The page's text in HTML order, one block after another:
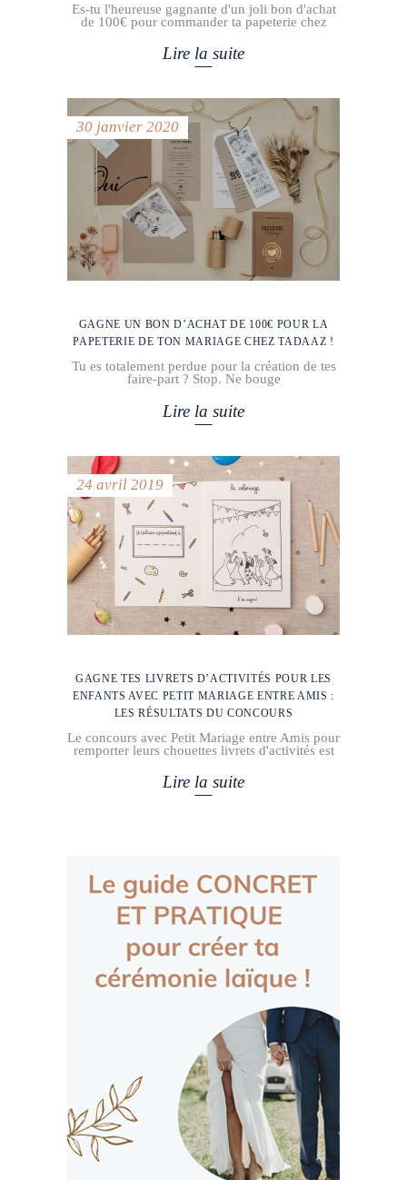
Es-tu l'heureuse gagnante d'un joli bon d'achat
de 100€ pour commander ta papeterie chez
Lire la suite
30 janvier 2020
GAGNE UN BON D’ACHAT DE 100€ POUR LA
PAPETERIE DE TON MARIAGE CHEZ TADAAZ !
Tu es totalement perdue pour la création de tes
faire-part ? Stop. Ne bouge
Lire la suite
24 avril 2019
GAGNE TES LIVRETS D’ACTIVITÉS POUR LES
ENFANTS AVEC PETIT MARIAGE ENTRE AMIS :
LES RÉSULTATS DU CONCOURS
Le concours avec Petit Mariage entre Amis pour
remporter leurs chouettes livrets d'activités est
Lire la suite